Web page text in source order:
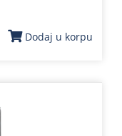
Dodaj u korpu